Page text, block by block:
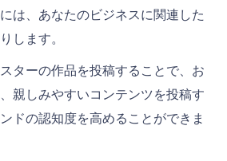
は、あなたのビジネスに関連した
します。
ターの作品を投稿することで、お
親しみやすいコンテンツを投稿す
ドの認知度を高めることができま